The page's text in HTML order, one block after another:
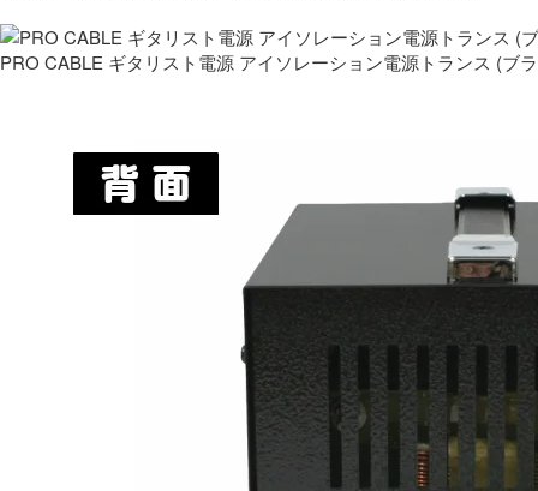
PRO CABLE ギタリスト電源 アイソレーション電源トランス (ブ